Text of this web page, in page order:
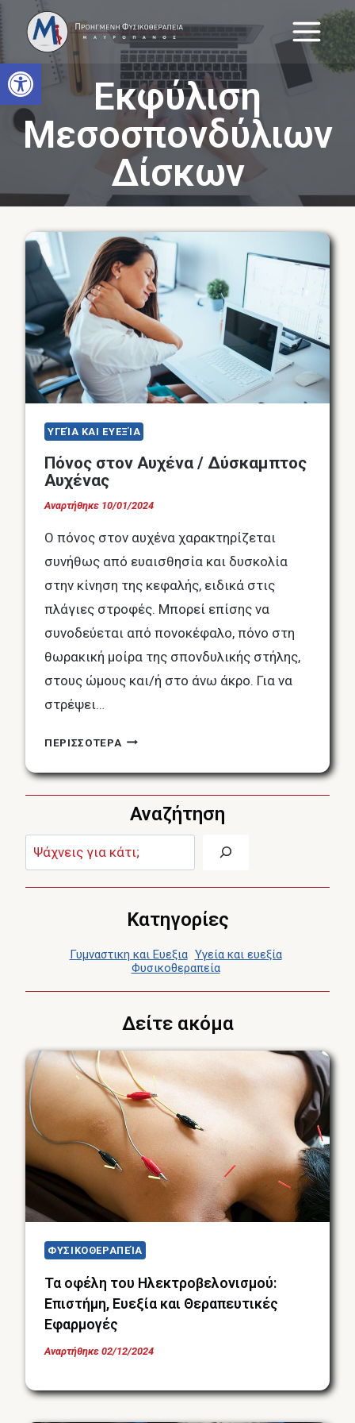
Open toolbar
Skip
to
content
Εκφύλιση
Μεσοσπονδύλιων
Δίσκων
ΥΓΕΊΑ ΚΑΙ ΕΥΕΞΊΑ
Πόνος στον Αυχένα / Δύσκαμπτος
Αυχένας
Αναρτήθηκε 10/01/2024
Ο πόνος στον αυχένα χαρακτηρίζεται
συνήθως από ευαισθησία και δυσκολία
στην κίνηση της κεφαλής, ειδικά στις
πλάγιες στροφές. Μπορεί επίσης να
συνοδεύεται από πονοκέφαλο, πόνο στη
θωρακική μοίρα της σπονδυλικής στήλης,
στους ώμους και/ή στο άνω άκρο. Για να
στρέψει…
ΠΕΡΙΣΣΟΤΕΡΑ ΠΌΝΟΣ
ΑΥΧΈΝΑ
/
ΔΎΣΚΑΜΠΤΟΣ
ΑΥΧΈΝΑΣ
Αναζήτηση
Αναζήτηση:
Κατηγορίες
Γυμναστικη και Ευεξια Υγεία και ευεξία
Φυσικοθεραπεία
Δείτε ακόμα
ΦΥΣΙΚΟΘΕΡΑΠΕΊΑ
Τα οφέλη του Ηλεκτροβελονισμού:
Επιστήμη, Ευεξία και Θεραπευτικές
Εφαρμογές
Αναρτήθηκε 02/12/2024